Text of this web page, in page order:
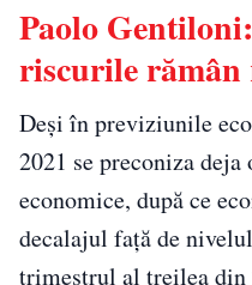
Paolo
riscurile
Deşi în previziunile
2021 se preconiza
economice, după ce
decalajul faţă de
trimestrul al treilea din